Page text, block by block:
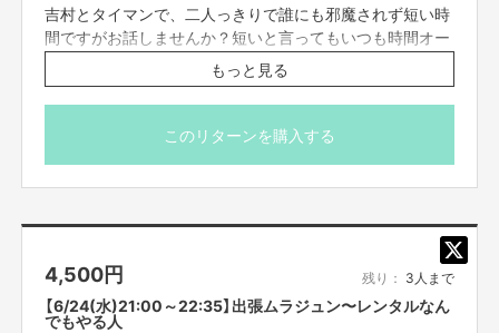
吉村とタイマンで、二人っきりで誰にも邪魔されず短い時
間ですがお話しませんか？短いと言ってもいつも時間オー
バーして沢山話しちゃうんだけどね！何か聞きたい事、話
したい事、ブロードキャスト！！のと事、コンビの事、美
容の事、株の事、ファッションの事、ももクロの事、何で
もあり！写真撮ったり歌歌ってもらったりできる限りの要
ちがほとんどか！よいしょ！ってよいしょっじゃねぇわ！
満々ですので是非ご参加下さい〜！とにかく吉村を独り占
めにして下さい！というか何でも良いんで吉村にお任せな
らばそれで吉村が完全エスコート！さぁなにする？(恥ず
もっと見る
このリターンを購入する
4,500円 残り： 3人まで
【6/24(水)21:00～22:35】出張ムラジュン〜レンタルなん
でもやる人